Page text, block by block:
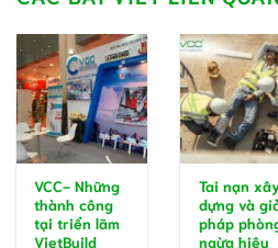
VCC- Những
thành công
tại triển lãm
VietBuild
Tai nạn
dựng và
pháp
ngừa hiệu